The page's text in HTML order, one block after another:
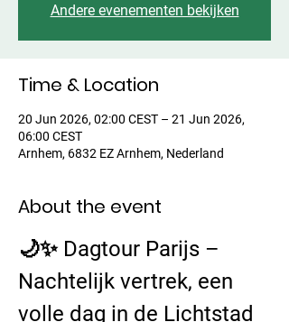
Andere evenementen bekijken
Time & Location
20 Jun 2026, 02:00 CEST – 21 Jun 2026,
06:00 CEST
Arnhem, 6832 EZ Arnhem, Nederland
About the event
🌙✨ Dagtour Parijs –
Nachtelijk vertrek, een
volle dag in de Lichtstad